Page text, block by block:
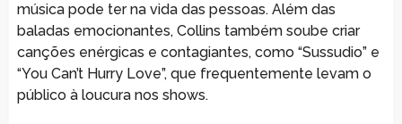
música pode ter na vida das pessoas. Além das
baladas emocionantes, Collins também soube criar
canções enérgicas e contagiantes, como “Sussudio” e
“You Can’t Hurry Love”, que frequentemente levam o
público à loucura nos shows.